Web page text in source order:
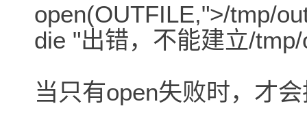
open(OUTFILE,">/tmp/
die "出错，不能建立/
当只有open失败时，才